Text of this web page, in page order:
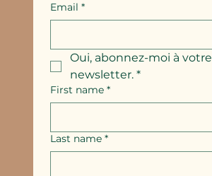
Email *
Oui, abonnez-moi à votre
newsletter. *
First name *
Last name *